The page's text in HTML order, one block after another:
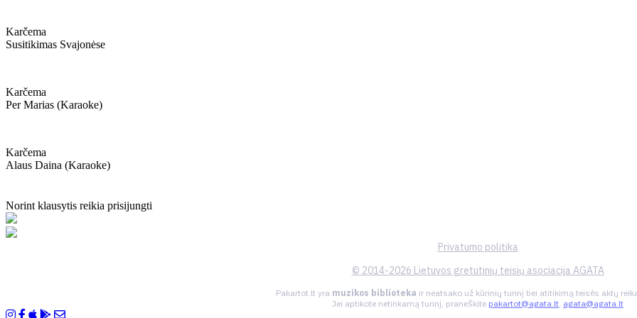
Karčema
Susitikimas Svajonėse
Karčema
Per Marias (karaoke)
Karčema
Alaus Daina (karaoke)
Norint klausytis reikia prisijungti
Privatumo politika
© 2014-2026 Lietuvos gretutinių teisių asociacija AGATA
Pakartot.lt yra muzikos biblioteka ir neatsako už kūrinių turinį bei atitikimą teisės aktų
Jei aptikote netinkamą turinį, praneškite pakartot@agata.lt, agata@agata.lt